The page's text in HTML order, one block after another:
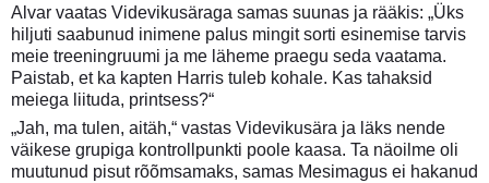
Alvar vaatas Videvikusäraga samas suunas ja rääkis: „Üks
hiljuti saabunud inimene palus mingit sorti esinemise tarvis
meie treeningruumi ja me läheme praegu seda vaatama.
Paistab, et ka kapten Harris tuleb kohale. Kas tahaksid
meiega liituda, printsess?“
„Jah, ma tulen, aitäh,“ vastas Videvikusära ja läks nende
väikese grupiga kontrollpunkti poole kaasa. Ta näoilme oli
muutunud pisut rõõmsamaks, samas Mesimagus ei hakanud